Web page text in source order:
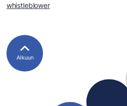
whistleblower
Alkuun